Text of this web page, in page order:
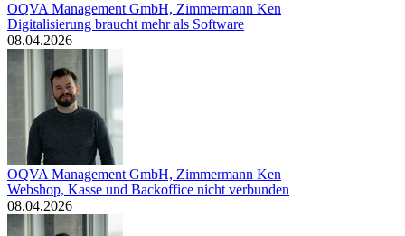
OQVA Management GmbH, Zimmermann Ken
Digitalisierung braucht mehr als Software
08.04.2026
OQVA Management GmbH, Zimmermann Ken
Webshop, Kasse und Backoffice nicht verbunden
08.04.2026